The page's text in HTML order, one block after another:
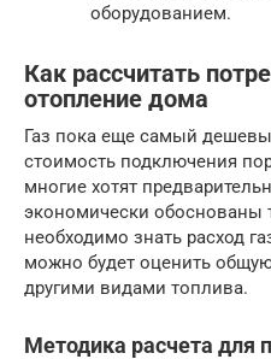
оборудованием.
Как рассчитать
отопление дома
Газ пока еще самый
стоимость подключения
многие хотят
экономически обоснованы
необходимо знать расход
можно будет оценить
другими видами топлива.
Методика расчета для